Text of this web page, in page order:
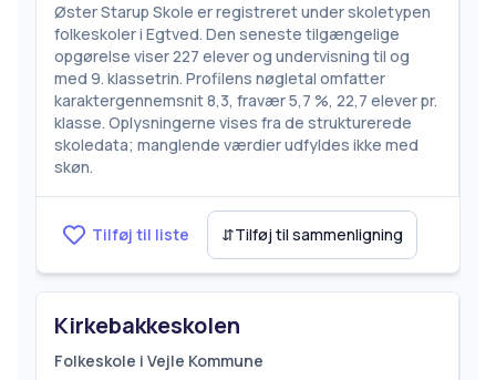
Øster Starup Skole er registreret under skoletypen
folkeskoler i Egtved. Den seneste tilgængelige
opgørelse viser 227 elever og undervisning til og
med 9. klassetrin. Profilens nøgletal omfatter
karaktergennemsnit 8,3, fravær 5,7 %, 22,7 elever pr.
klasse. Oplysningerne vises fra de strukturerede
skoledata; manglende værdier udfyldes ikke med
skøn.
Tilføj til liste ⇵Tilføj til sammenligning
Kirkebakkeskolen
Folkeskole i Vejle Kommune